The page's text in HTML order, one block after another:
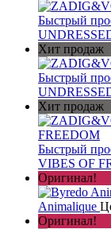
Быстрый
Хит продаж
Быстрый
Хит продаж
Быстрый
VIBES OF
Оригинал!
Animalique
Оригинал!